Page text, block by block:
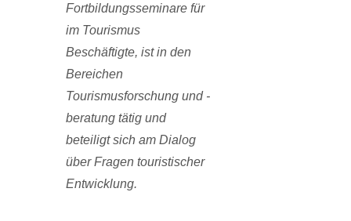
Fortbildungsseminare für
im Tourismus
Beschäftigte, ist in den
Bereichen
Tourismusforschung und -
beratung tätig und
beteiligt sich am Dialog
über Fragen touristi­scher
Entwicklung.